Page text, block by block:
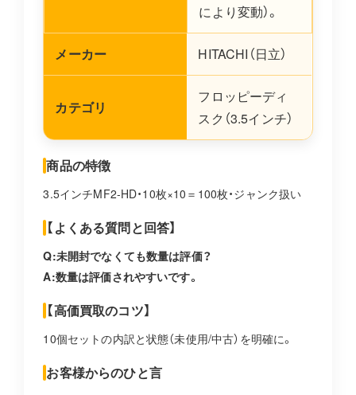
により変動）。
メーカー HITACHI（日立）
カテゴリ
フロッピーディ
スク（3.5インチ）
商品の特徴
3.5インチMF2-HD・10枚×10＝100枚・ジャンク扱い
【よくある質問と回答】
Q:未開封でなくても数量は評価？
A:数量は評価されやすいです。
【高価買取のコツ】
10個セットの内訳と状態（未使用/中古）を明確に。
お客様からのひと言